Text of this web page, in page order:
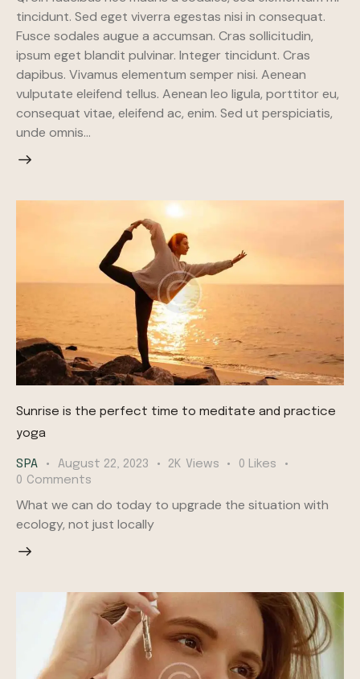
tincidunt. Sed eget viverra egestas nisi in consequat.
Fusce sodales augue a accumsan. Cras sollicitudin,
ipsum eget blandit pulvinar. Integer tincidunt. Cras
dapibus. Vivamus elementum semper nisi. Aenean
vulputate eleifend tellus. Aenean leo ligula, porttitor eu,
consequat vitae, eleifend ac, enim. Sed ut perspiciatis,
unde omnis…
Sunrise is the perfect time to meditate and practice
yoga
SPA August 22, 2023 2K Views 0 Likes
0 Comments
What we can do today to upgrade the situation with
ecology, not just locally